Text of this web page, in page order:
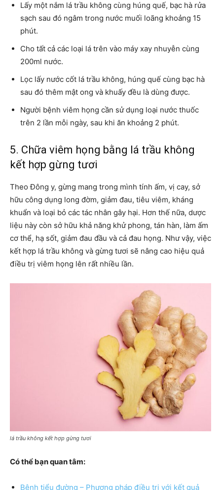
Lấy một nắm lá trầu không cùng húng quế, bạc hà rửa
sạch sau đó ngâm trong nước muối loãng khoảng 15
phút.
Cho tất cả các loại lá trên vào máy xay nhuyễn cùng
200ml nước.
Lọc lấy nước cốt lá trầu không, húng quế cùng bạc hà
sau đó thêm mật ong và khuấy đều là dùng được.
Người bệnh viêm họng cần sử dụng loại nước thuốc
trên 2 lần mỗi ngày, sau khi ăn khoảng 2 phút.
5. Chữa viêm họng bằng lá trầu không
kết hợp gừng tươi
Theo Đông y, gừng mang trong mình tính ấm, vị cay, sở
hữu công dụng long đờm, giảm đau, tiêu viêm, kháng
khuẩn và loại bỏ các tác nhân gây hại. Hơn thế nữa, dược
liệu này còn sở hữu khả năng khử phong, tán hàn, làm ấm
cơ thể, hạ sốt, giảm đau đầu và cả đau họng. Như vậy, việc
kết hợp lá trầu không và gừng tươi sẽ nâng cao hiệu quả
điều trị viêm họng lên rất nhiều lần.
lá trầu không kết hợp gừng tươi
Có thể bạn quan tâm:
Bệnh tiểu đường – Phương pháp điều trị với kết quả